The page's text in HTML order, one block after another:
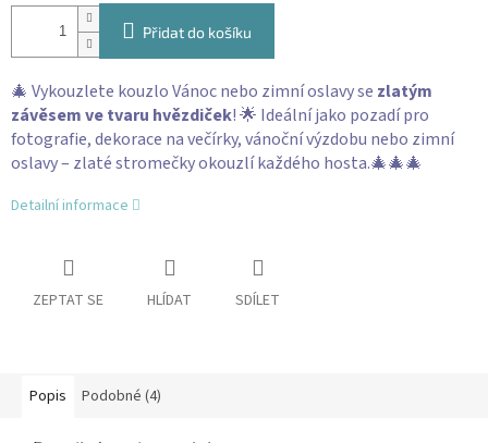
Přidat do košíku
🎄 Vykouzlete kouzlo Vánoc nebo zimní oslavy se zlatým
závěsem ve tvaru hvězdiček! 🌟 Ideální jako pozadí pro
fotografie, dekorace na večírky, vánoční výzdobu nebo zimní
oslavy – zlaté stromečky okouzlí každého hosta.🎄🎄🎄
Detailní informace
ZEPTAT SE HLÍDAT SDÍLET
Popis Podobné (4)